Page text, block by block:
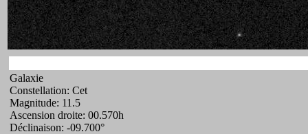
Galaxie
Constellation: Cet
Magnitude: 11.5
Ascension droite: 00.570h
Déclinaison: -09.700°